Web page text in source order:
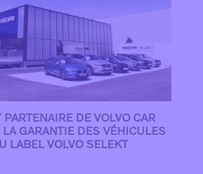
DE VOLVO CAR
GARANTIE DES VÉHICULES
LABEL VOLVO SELEKT